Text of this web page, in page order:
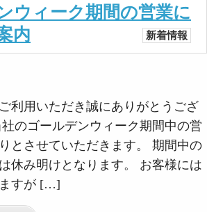
ウィーク期間の営業に
内
新着情報
利用いただき誠にありがとうござ
のゴールデンウィーク期間中の営
とさせていただきます。 期間中の
休み明けとなります。 お客様には
すが […]